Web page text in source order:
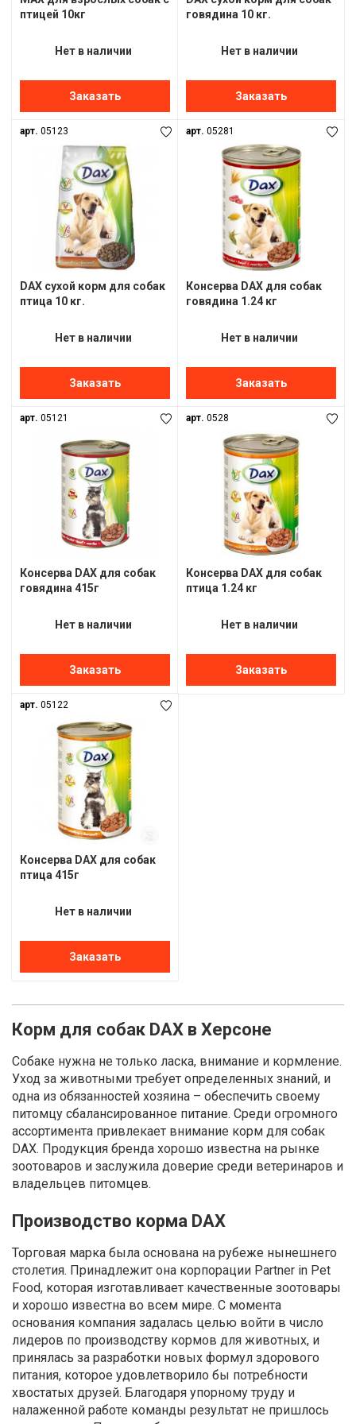
птицей 10кг
Нет в наличии
Заказать
говядина 10 кг.
Нет в наличии
Заказать
арт. 05123
DAX сухой корм для собак
птица 10 кг.
Нет в наличии
Заказать
арт. 05281
Консерва DAX для собак
говядина 1.24 кг
Нет в наличии
Заказать
арт. 05121
Консерва DAX для собак
говядина 415г
Нет в наличии
Заказать
арт. 0528
Консерва DAX для собак
птица 1.24 кг
Нет в наличии
Заказать
арт. 05122
Консерва DAX для собак
птица 415г
Нет в наличии
Заказать
Корм для собак DAX в Херсоне
Собаке нужна не только ласка, внимание и кормление.
Уход за животными требует определенных знаний, и
одна из обязанностей хозяина – обеспечить своему
питомцу сбалансированное питание. Среди огромного
ассортимента привлекает внимание корм для собак
DAX. Продукция бренда хорошо известна на рынке
зоотоваров и заслужила доверие среди ветеринаров и
владельцев питомцев.
Производство корма DAX
Торговая марка была основана на рубеже нынешнего
столетия. Принадлежит она корпорации Partner in Pet
Food, которая изготавливает качественные зоотовары
и хорошо известна во всем мире. С момента
основания компания задалась целью войти в число
лидеров по производству кормов для животных, и
принялась за разработки новых формул здорового
питания, которое удовлетворило бы потребности
хвостатых друзей. Благодаря упорному труду и
налаженной работе команды результат не пришлось